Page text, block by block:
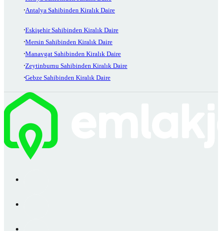
Antalya Sahibinden Kiralık Daire
Eskişehir Sahibinden Kiralık Daire
Mersin Sahibinden Kiralık Daire
Manavgat Sahibinden Kiralık Daire
Zeytinburnu Sahibinden Kiralık Daire
Gebze Sahibinden Kiralık Daire